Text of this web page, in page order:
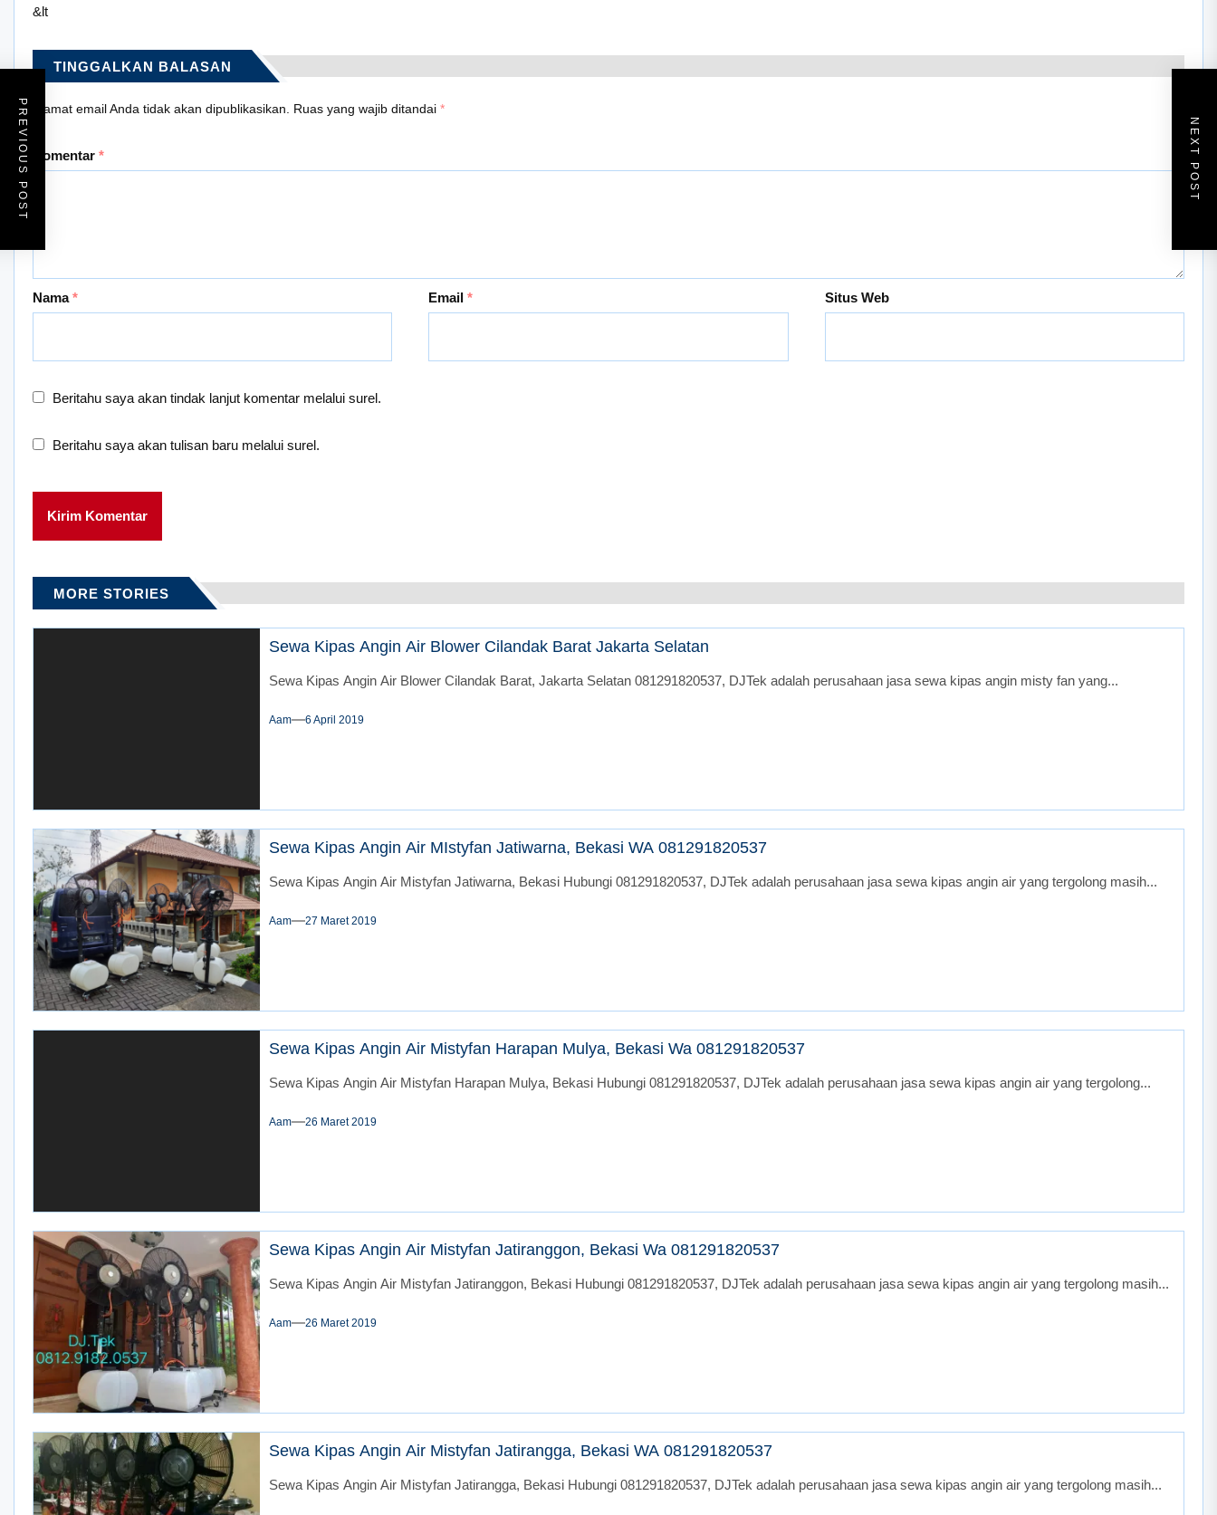
&lt
TINGGALKAN BALASAN
Alamat email Anda tidak akan dipublikasikan. Ruas yang wajib ditandai *
Komentar *
Nama* Email* Situs Web
Beritahu saya akan tindak lanjut komentar melalui surel.
Beritahu saya akan tulisan baru melalui surel.
PREVIOUS POST NEXT POST
MORE STORIES
Sewa Kipas Angin Air Blower Cilandak Barat Jakarta Selatan
Sewa Kipas Angin Air Blower Cilandak Barat, Jakarta Selatan 081291820537, DJTek adalah perusahaan jasa sewa kipas angin misty fan yang...
Aam 6 April 2019
Sewa Kipas Angin Air MIstyfan Jatiwarna, Bekasi WA 081291820537
Sewa Kipas Angin Air Mistyfan Jatiwarna, Bekasi Hubungi 081291820537, DJTek adalah perusahaan jasa sewa kipas angin air yang tergolong masih...
Aam 27 Maret 2019
Sewa Kipas Angin Air Mistyfan Harapan Mulya, Bekasi Wa 081291820537
Sewa Kipas Angin Air Mistyfan Harapan Mulya, Bekasi Hubungi 081291820537, DJTek adalah perusahaan jasa sewa kipas angin air yang tergolong...
Aam 26 Maret 2019
Sewa Kipas Angin Air Mistyfan Jatiranggon, Bekasi Wa 081291820537
Sewa Kipas Angin Air Mistyfan Jatiranggon, Bekasi Hubungi 081291820537, DJTek adalah perusahaan jasa sewa kipas angin air yang tergolong masih...
Aam 26 Maret 2019
Sewa Kipas Angin Air Mistyfan Jatirangga, Bekasi WA 081291820537
Sewa Kipas Angin Air Mistyfan Jatirangga, Bekasi Hubungi 081291820537, DJTek adalah perusahaan jasa sewa kipas angin air yang tergolong masih...